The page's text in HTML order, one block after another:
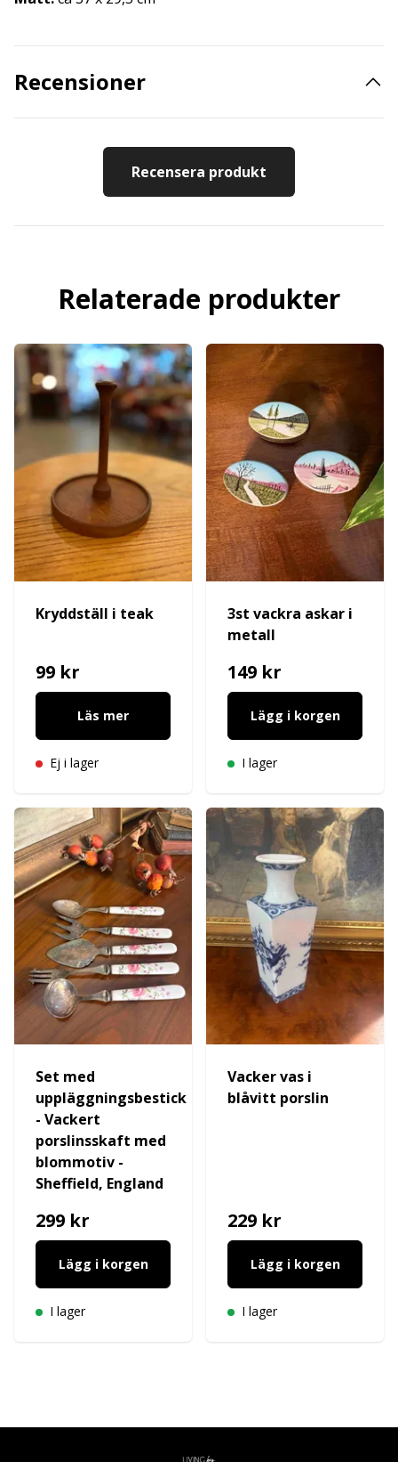
Recensioner
Recensera produkt
Relaterade produkter
Kryddställ i teak
99 kr
Läs mer
Ej i lager
3st vackra askar i
metall
149 kr
Lägg i korgen
I lager
Set med
uppläggningsbestick
- Vackert
porslinsskaft med
blommotiv -
Sheffield, England
299 kr
Lägg i korgen
I lager
Vacker vas i
blåvitt porslin
229 kr
Lägg i korgen
I lager